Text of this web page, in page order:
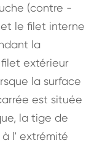
(contre -
le filet interne
la
extérieur
la surface
est située
la tige de
l' extrémité